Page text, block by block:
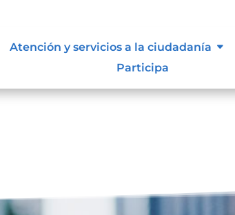
Atención y servicios a la ciudadanía
Participa
Try refining your search, or use the